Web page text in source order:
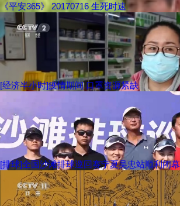
《平安365》 20170716 生死时速
[经济半小时]疫情期间 口罩资源紧缺
[排球]全国沙滩排球巡回赛宁夏吴忠站顺利闭幕